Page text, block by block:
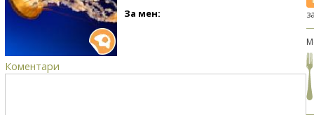
За мен:
Коментари